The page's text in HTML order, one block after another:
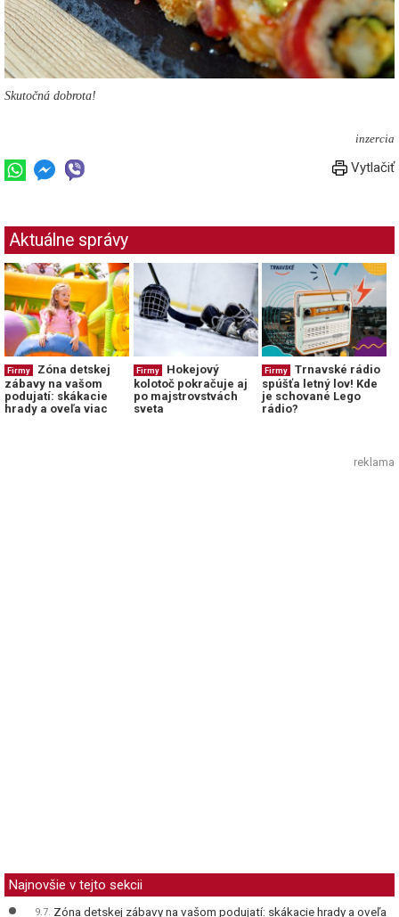
Skutočná dobrota!
inzercia
Vytlačiť
Aktuálne správy
Firmy
Zóna detskej
zábavy na vašom
podujatí: skákacie
hrady a oveľa viac
Firmy
Hokejový
kolotoč pokračuje aj
po majstrovstvách
sveta
Firmy
Trnavské rádio
spúšťa letný lov! Kde
je schované Lego
rádio?
reklama
Najnovšie v tejto sekcii
9.7. Zóna detskej zábavy na vašom podujatí: skákacie hrady a oveľa